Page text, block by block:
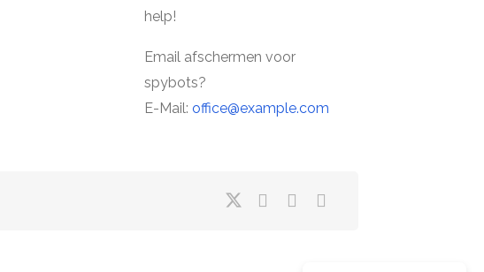
help!
Email afschermen voor
spybots?
E-Mail: office@example.com